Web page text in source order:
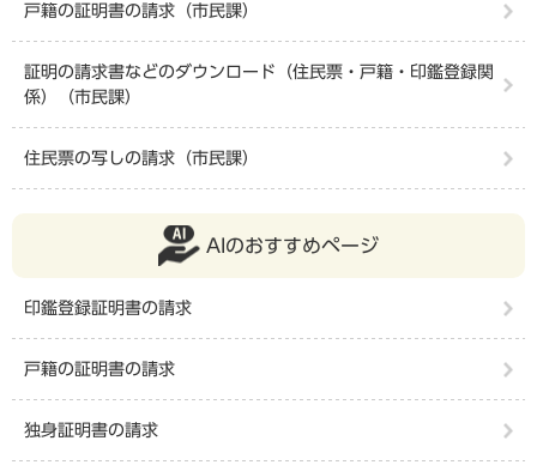
戸籍の証明書の請求（市民課）
証明の請求書などのダウンロード（住民票・戸籍・印鑑登録関
係）（市民課）
住民票の写しの請求（市民課）
AIのおすすめページ
印鑑登録証明書の請求
戸籍の証明書の請求
独身証明書の請求